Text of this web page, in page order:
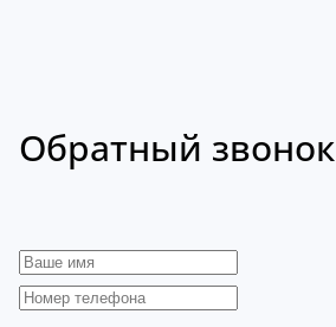
Обратный звонок